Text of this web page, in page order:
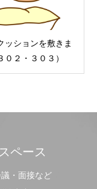
ッションを敷きま
０２・３０３）
ペース
・面接など